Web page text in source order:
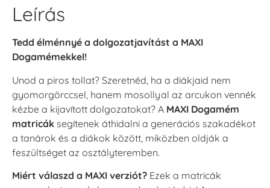
Leírás
Tedd élménnyé a dolgozatjavítást a MAXI
Dogamémekkel!
Unod a piros tollat? Szeretnéd, ha a diákjaid nem
gyomorgörccsel, hanem mosollyal az arcukon vennék
kézbe a kijavított dolgozatokat? A MAXI Dogamém
matricák segítenek áthidalni a generációs szakadékot
a tanárok és a diákok között, miközben oldják a
feszültséget az osztályteremben.
Miért válaszd a MAXI verziót? Ezek a matricák